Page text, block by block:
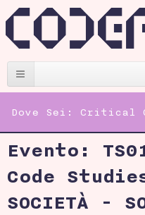
Dove Sei: Critical
Evento:
Code
SOCIETÀ -